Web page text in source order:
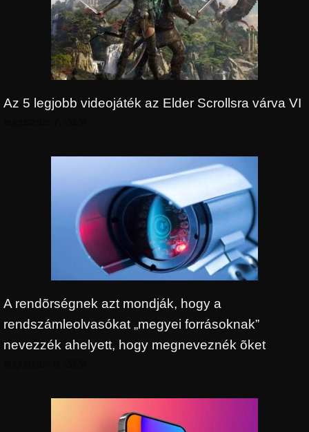
Az 5 legjobb videojáték az Elder Scrollsra várva VI
A rendõrségnek azt mondják, hogy a
rendszámleolvasókat „megyei forrásoknak”
nevezzék ahelyett, hogy megneveznék õket